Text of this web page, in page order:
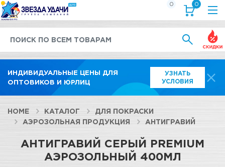
ИНДИВИДУАЛЬНЫЕ ЦЕНЫ ДЛЯ
ОПТОВИКОВ И ЮРЛИЦ
УЗНАТЬ
УСЛОВИЯ
0 0
HOME КАТАЛОГ
ДЛЯ ПОКРАСКИ
АЭРОЗОЛЬНАЯ ПРОДУКЦИЯ
АНТИГРАВИЙ
АНТИГРАВИЙ СЕРЫЙ PREMIUM
АЭРОЗОЛЬНЫЙ 400МЛ